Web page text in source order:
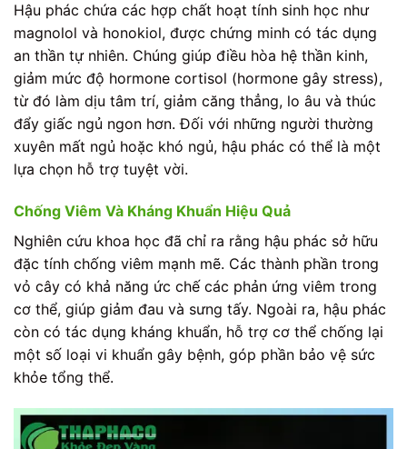
Hậu phác chứa các hợp chất hoạt tính sinh học như
magnolol và honokiol, được chứng minh có tác dụng
an thần tự nhiên. Chúng giúp điều hòa hệ thần kinh,
giảm mức độ hormone cortisol (hormone gây stress),
từ đó làm dịu tâm trí, giảm căng thẳng, lo âu và thúc
đẩy giấc ngủ ngon hơn. Đối với những người thường
xuyên mất ngủ hoặc khó ngủ, hậu phác có thể là một
lựa chọn hỗ trợ tuyệt vời.
Chống Viêm Và Kháng Khuẩn Hiệu Quả
Nghiên cứu khoa học đã chỉ ra rằng hậu phác sở hữu
đặc tính chống viêm mạnh mẽ. Các thành phần trong
vỏ cây có khả năng ức chế các phản ứng viêm trong
cơ thể, giúp giảm đau và sưng tấy. Ngoài ra, hậu phác
còn có tác dụng kháng khuẩn, hỗ trợ cơ thể chống lại
một số loại vi khuẩn gây bệnh, góp phần bảo vệ sức
khỏe tổng thể.